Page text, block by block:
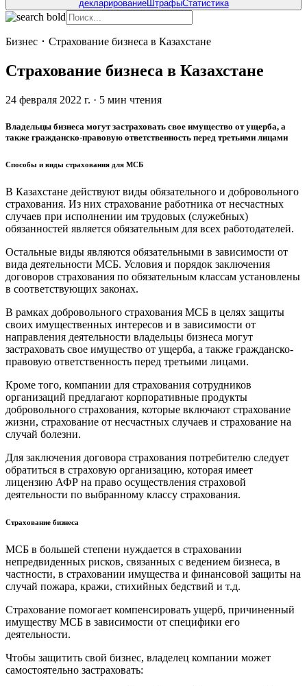
декларированиеШтрафыСтатистика
Бизнес ･ Страхование бизнеса в Казахстане
Страхование бизнеса в Казахстане
24 февраля 2022 г. · 5 мин чтения
Владельцы бизнеса могут застраховать свое имущество от ущерба, а
также гражданско-правовую ответственность перед третьими лицами
Способы и виды страхования для МСБ
В Казахстане действуют виды обязательного и добровольного
страхования. Из них страхование работника от несчастных
случаев при исполнении им трудовых (служебных)
обязанностей является обязательным для всех работодателей.
Остальные виды являются обязательными в зависимости от
вида деятельности МСБ. Условия и порядок заключения
договоров страхования по обязательным классам установлены
в соответствующих законах.
В рамках добровольного страхования МСБ в целях защиты
своих имущественных интересов и в зависимости от
направления деятельности владельцы бизнеса могут
застраховать свое имущество от ущерба, а также гражданско-
правовую ответственность перед третьими лицами.
Кроме того, компании для страхования сотрудников
организаций предлагают корпоративные продукты
добровольного страхования, которые включают страхование
жизни, страхование от несчастных случаев и страхование на
случай болезни.
Для заключения договора страхования потребителю следует
обратиться в страховую организацию, которая имеет
лицензию АФР на право осуществления страховой
деятельности по выбранному классу страхования.
Страхование бизнеса
МСБ в большей степени нуждается в страховании
непредвиденных рисков, связанных с ведением бизнеса, в
частности, в страховании имущества и финансовой защиты на
случай пожара, кражи, стихийных бедствий и т.д.
Страхование помогает компенсировать ущерб, причиненный
имуществу МСБ в зависимости от специфики его
деятельности.
Чтобы защитить свой бизнес, владелец компании может
самостоятельно застраховать: